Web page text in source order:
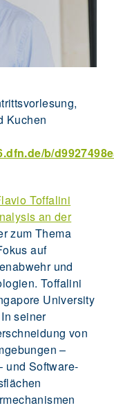
Kuchen
b/
Toffalini
an der
zum Thema
auf
und
Toffalini
University
seiner
von
–
und Software-